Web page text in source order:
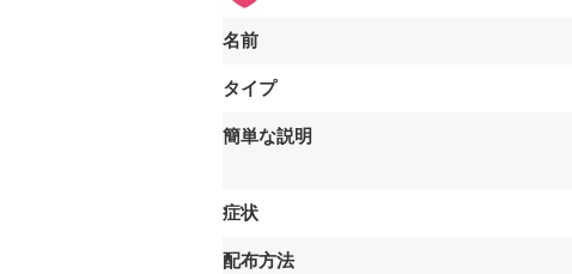
名前
タイプ
簡単な説明
症状
配布方法